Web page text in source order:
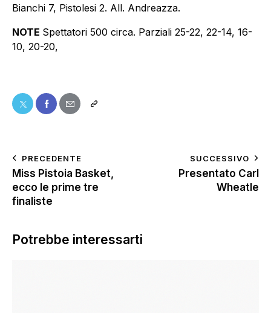
Bianchi 7, Pistolesi 2. All. Andreazza.
NOTE Spettatori 500 circa. Parziali 25-22, 22-14, 16-
10, 20-20,
PRECEDENTE
Miss Pistoia Basket,
ecco le prime tre
finaliste
SUCCESSIVO
Presentato Carl
Wheatle
Potrebbe interessarti